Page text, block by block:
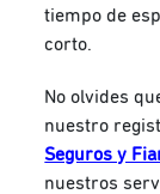
tiempo de
corto.
No olvides
nuestro
Seguros y
nuestros